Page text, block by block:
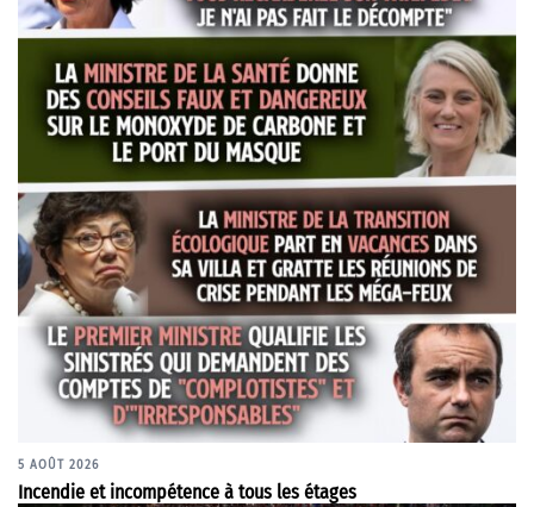
5 AOÛT 2026
Incendie et incompétence à tous les étages